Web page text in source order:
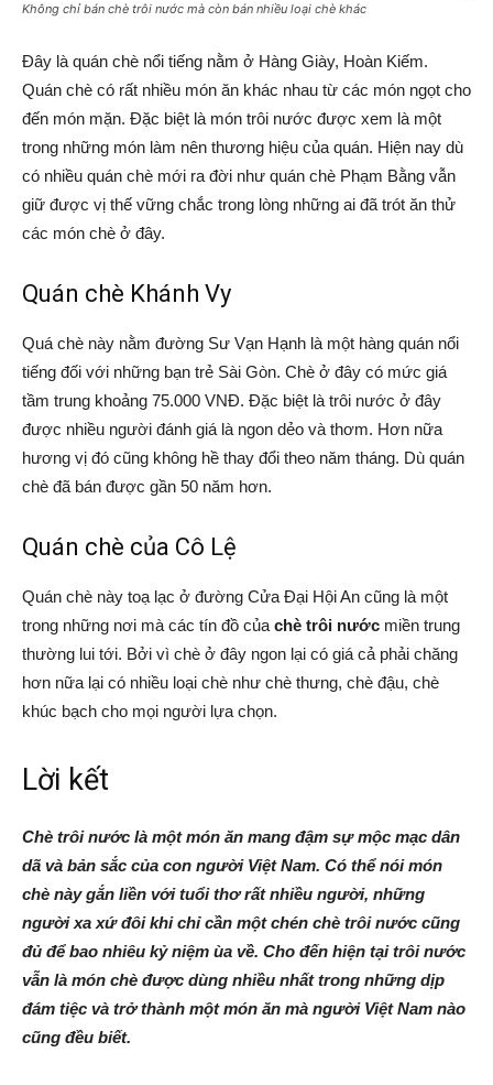
Không chỉ bán chè trôi nước mà còn bán nhiều loại chè khác
Đây là quán chè nổi tiếng nằm ở Hàng Giày, Hoàn Kiếm.
Quán chè có rất nhiều món ăn khác nhau từ các món ngọt cho
đến món mặn. Đặc biệt là món trôi nước được xem là một
trong những món làm nên thương hiệu của quán. Hiện nay dù
có nhiều quán chè mới ra đời như quán chè Phạm Bằng vẫn
giữ được vị thế vững chắc trong lòng những ai đã trót ăn thử
các món chè ở đây.
Quán chè Khánh Vy
Quá chè này nằm đường Sư Vạn Hạnh là một hàng quán nổi
tiếng đối với những bạn trẻ Sài Gòn. Chè ở đây có mức giá
tầm trung khoảng 75.000 VNĐ. Đặc biệt là trôi nước ở đây
được nhiều người đánh giá là ngon dẻo và thơm. Hơn nữa
hương vị đó cũng không hề thay đổi theo năm tháng. Dù quán
chè đã bán được gần 50 năm hơn.
Quán chè của Cô Lệ
Quán chè này toạ lạc ở đường Cửa Đại Hội An cũng là một
trong những nơi mà các tín đồ của chè trôi nước miền trung
thường lui tới. Bởi vì chè ở đây ngon lại có giá cả phải chăng
hơn nữa lại có nhiều loại chè như chè thưng, chè đậu, chè
khúc bạch cho mọi người lựa chọn.
Lời kết
Chè trôi nước là một món ăn mang đậm sự mộc mạc dân
dã và bản sắc của con người Việt Nam. Có thể nói món
chè này gắn liền với tuổi thơ rất nhiều người, những
người xa xứ đôi khi chỉ cần một chén chè trôi nước cũng
đủ để bao nhiêu kỷ niệm ùa về. Cho đến hiện tại trôi nước
vẫn là món chè được dùng nhiều nhất trong những dịp
đám tiệc và trở thành một món ăn mà người Việt Nam nào
cũng đều biết.